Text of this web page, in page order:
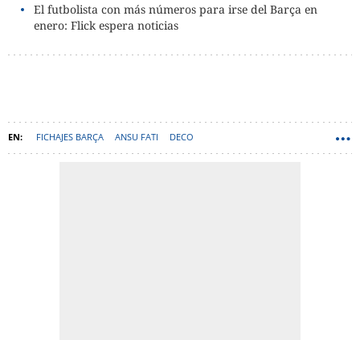
El futbolista con más números para irse del Barça en
enero: Flick espera noticias
FICHAJES BARÇA ANSU FATI DECO